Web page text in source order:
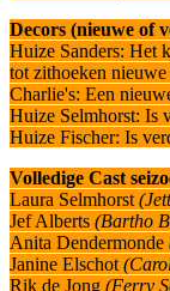
Decors (nieuwe of
Huize Sanders: Het
tot zithoeken nieuwe
Charlie's: Een
Huize Selmhorst: Is
Huize Fischer: Is
Volledige Cast
Laura Selmhorst
Jef Alberts (Bartho
Anita Dendermonde
Janine Elschot
Rik de Jong (Ferry